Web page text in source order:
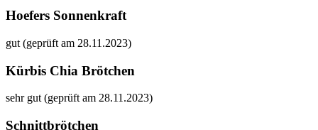
Hoefers Sonnenkraft
gut (geprüft am 28.11.2023)
Kürbis Chia Brötchen
sehr gut (geprüft am 28.11.2023)
Schnittbrötchen